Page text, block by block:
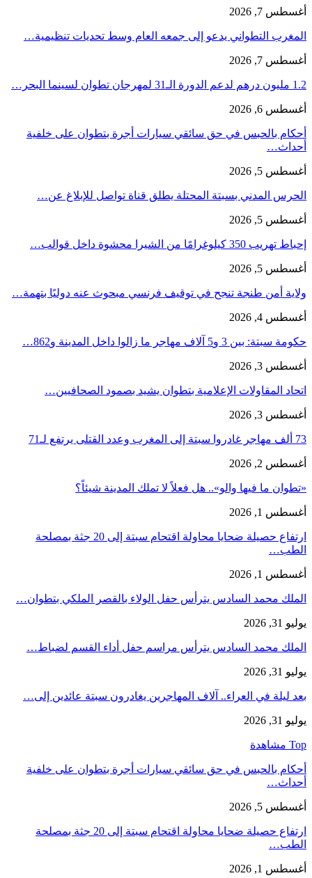
أغسطس 7, 2026
المغرب التطواني يدعو إلى جمعه العام وسط تحديات تنظيمية…
أغسطس 7, 2026
1.2 مليون درهم لدعم الدورة الـ31 لمهرجان تطوان لسينما البحر…
أغسطس 6, 2026
أحكام بالحبس في حق سائقي سيارات أجرة بتطوان على خلفية
أحداث…
أغسطس 5, 2026
الحرس المدني بسبتة المحتلة يطلق قناة تواصل للإبلاغ عن…
أغسطس 5, 2026
إحباط تهريب 350 كيلوغرامًا من الشيرا محشوة داخل قوالب…
أغسطس 5, 2026
ولاية أمن طنجة تنجح في توقيف فرنسي مبحوث عنه دوليًا بتهمة…
أغسطس 4, 2026
حكومة سبتة: بين 3 و5 آلاف مهاجر ما زالوا داخل المدينة و862…
أغسطس 3, 2026
اتحاد المقاولات الإعلامية بتطوان يشيد بصمود الصحافيين…
أغسطس 3, 2026
73 ألف مهاجر غادروا سبتة إلى المغرب وعدد القتلى يرتفع لـ71
أغسطس 2, 2026
«تطوان ما فيها والو».. هل فعلاً لا تملك المدينة شيئاً؟
أغسطس 1, 2026
ارتفاع حصيلة ضحايا محاولة اقتحام سبتة إلى 20 جثة بمصلحة
الطب…
أغسطس 1, 2026
الملك محمد السادس يترأس حفل الولاء بالقصر الملكي بتطوان…
يوليو 31, 2026
الملك محمد السادس يترأس مراسم حفل أداء القسم لضباط…
يوليو 31, 2026
بعد ليلة في العراء.. آلاف المهاجرين يغادرون سبتة عائدين إلى…
يوليو 31, 2026
Top مشاهدة
أحكام بالحبس في حق سائقي سيارات أجرة بتطوان على خلفية
أحداث…
أغسطس 5, 2026
ارتفاع حصيلة ضحايا محاولة اقتحام سبتة إلى 20 جثة بمصلحة
الطب…
أغسطس 1, 2026